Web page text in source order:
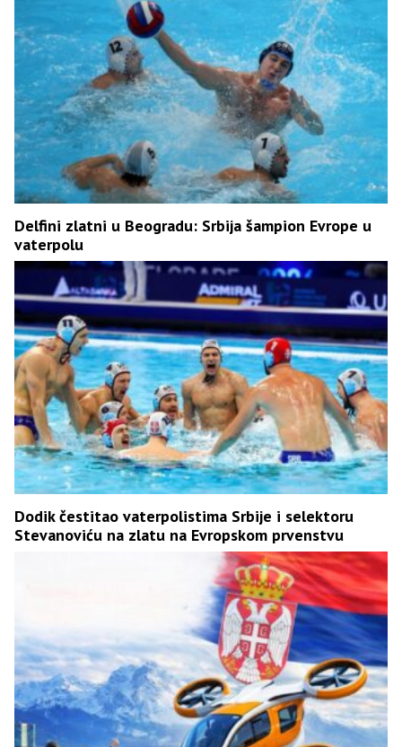
Delfini zlatni u Beogradu: Srbija šampion Evrope u
vaterpolu
Dodik čestitao vaterpolistima Srbije i selektoru
Stevanoviću na zlatu na Evropskom prvenstvu